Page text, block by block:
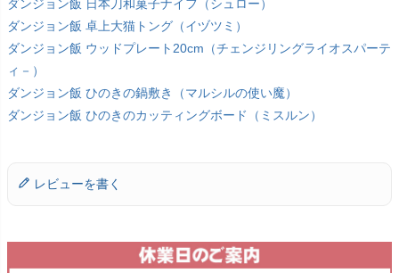
ダンジョン飯 日本刀和菓子ナイフ（シュロー）
ダンジョン飯 卓上大猫トング（イヅツミ）
ダンジョン飯 ウッドプレート20cm（チェンジリングライオスパーテ
ィ－）
ダンジョン飯 ひのきの鍋敷き（マルシルの使い魔）
ダンジョン飯 ひのきのカッティングボード（ミスルン）
レビューを書く